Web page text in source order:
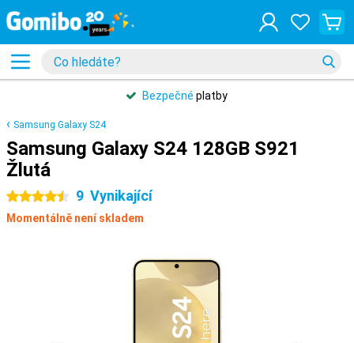
Bezpečné platby
Samsung Galaxy S24
Samsung Galaxy S24 128GB S921
Žlutá
4.5 hvězdičky 9 Vynikající
Momentálně není skladem